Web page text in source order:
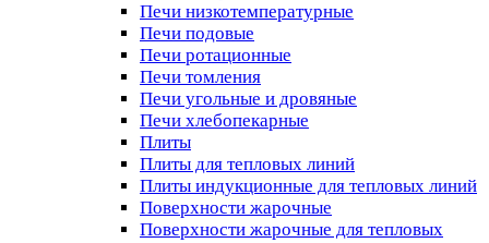
Печи низкотемпературные
Печи подовые
Печи ротационные
Печи томления
Печи угольные и дровяные
Печи хлебопекарные
Плиты
Плиты для тепловых линий
Плиты индукционные для тепловых линий
Поверхности жарочные
Поверхности жарочные для тепловых